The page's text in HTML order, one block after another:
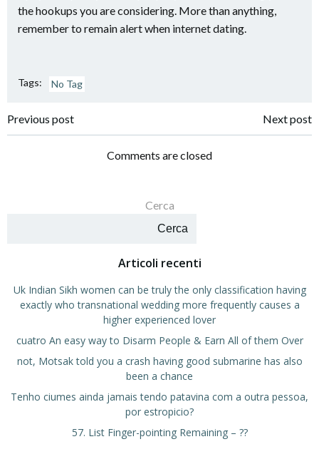
the hookups you are considering. More than anything,
remember to remain alert when internet dating.
Tags: No Tag
Navigazione
Previous post
Navigazione
articoli
Next post
Comments are closed
Cerca
Cerca
Articoli recenti
Uk Indian Sikh women can be truly the only classification having
exactly who transnational wedding more frequently causes a
higher experienced lover
cuatro An easy way to Disarm People & Earn All of them Over
not, Motsak told you a crash having good submarine has also
been a chance
Tenho ciumes ainda jamais tendo patavina com a outra pessoa,
por estropicio?
57. List Finger-pointing Remaining – ??